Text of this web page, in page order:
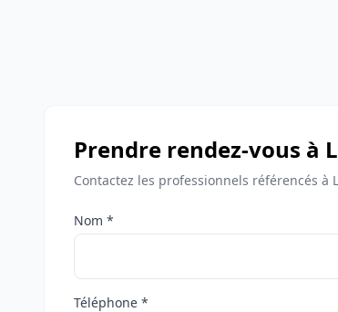
Prendre rendez-vous à
Contactez les professionnels référencés à
Nom *
Téléphone *